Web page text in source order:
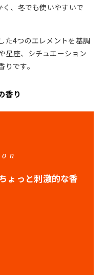
、冬でも使いやすいで
た4つのエレメントを基調
星座、シチュエーション
です。
香り
ょっと刺激的な香